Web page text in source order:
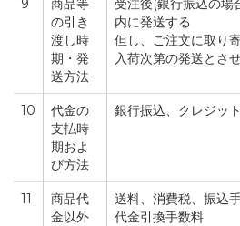
9
商品等
の引き
渡し時
期・発
送方法
受注後(銀行振込の場
内に発送する
但し、ご注文に取り
入荷次第の発送とさ
10
代金の
支払時
期およ
び方法
銀行振込、クレジッ
11
商品代
金以外
送料、消費税、振込
代金引換手数料